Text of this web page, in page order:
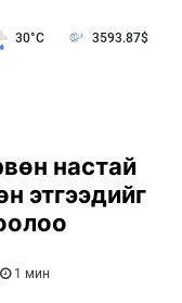
30°C 3593.87$
настай
этгээдийг
1 мин